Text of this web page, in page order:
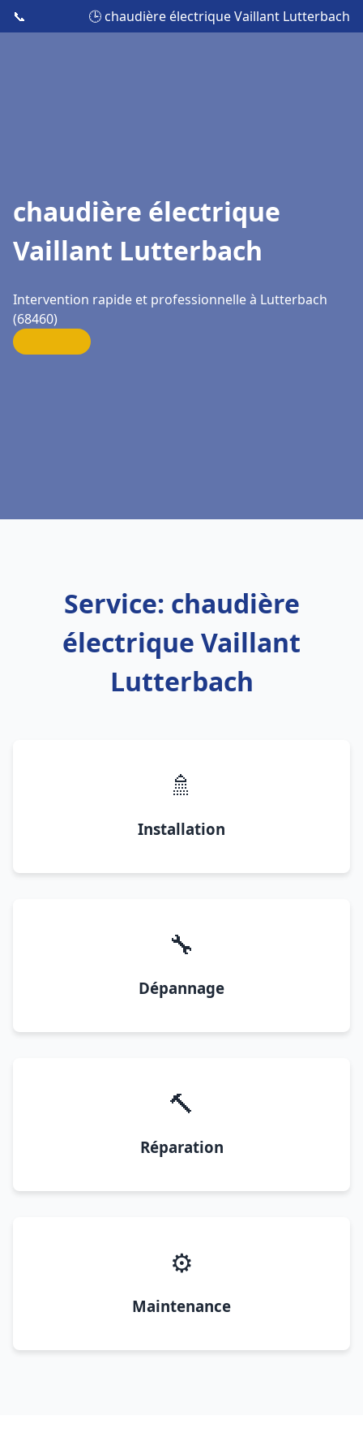
📞 🕒 chaudière électrique Vaillant Lutterbach
chaudière électrique
Vaillant Lutterbach
Intervention rapide et professionnelle à Lutterbach
(68460)
Service: chaudière
électrique Vaillant
Lutterbach
🚿
Installation
🔧
Dépannage
🔨
Réparation
⚙️
Maintenance